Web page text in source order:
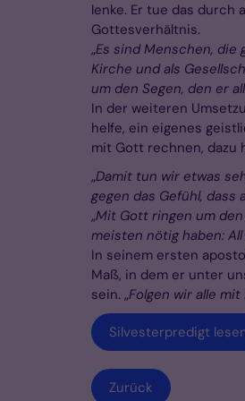
lenke. Er tue das
Gottesverhältnis.
„Es sind Menschen, die
Kirche und als
um den Segen, den er
In der weiteren
helfe, ein eigenes
mit Gott rechnen, dazu
„Damit tun wir etwas
gegen das Gefühl,
„Mit Gott ringen um
meisten nötig haben:
In seinem ersten
Maß, in dem er unter
sein. „Folgen wir alle
Silvesterpredigt
Zurück